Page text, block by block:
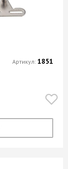
Артикул: 1851